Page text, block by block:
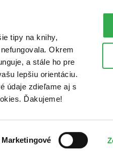
tipy na knihy,
Okrem
a stále ho pre
lepšiu orientáciu.
údaje zdieľame aj s
Ďakujeme!
Marketingové